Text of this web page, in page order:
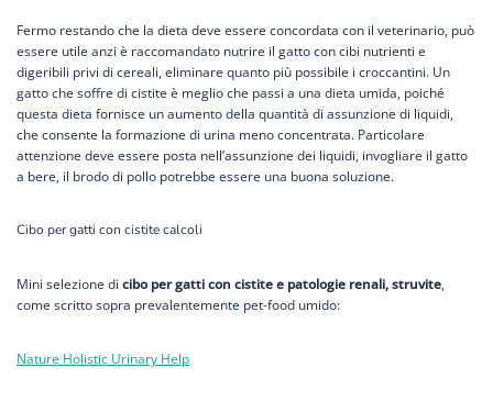
Fermo restando che la dieta deve essere concordata con il veterinario, può
essere utile anzi è raccomandato nutrire il gatto con cibi nutrienti e
digeribili privi di cereali, eliminare quanto più possibile i croccantini. Un
gatto che soffre di cistite è meglio che passi a una dieta umida, poiché
questa dieta fornisce un aumento della quantità di assunzione di liquidi,
che consente la formazione di urina meno concentrata. Particolare
attenzione deve essere posta nell’assunzione dei liquidi, invogliare il gatto
a bere, il brodo di pollo potrebbe essere una buona soluzione.
Cibo per gatti con cistite calcoli
Mini selezione di cibo per gatti con cistite e patologie renali, struvite,
come scritto sopra prevalentemente pet-food umido:
Nature Holistic Urinary Help